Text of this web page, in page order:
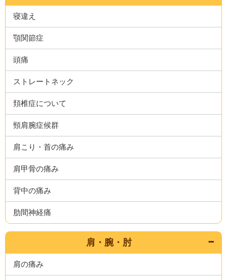
寝違え
顎関節症
頭痛
ストレートネック
頚椎症について
頸肩腕症候群
肩こり・首の痛み
肩甲骨の痛み
背中の痛み
肋間神経痛
肩・腕・肘
肩の痛み